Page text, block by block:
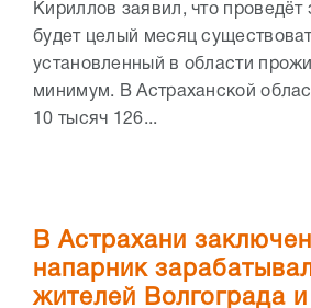
Кириллов заявил, что проведёт
будет целый месяц
установленный в области
минимум. В Астраханской
10 тысяч 126...
В Астрахани
напарник
жителей Волгограда